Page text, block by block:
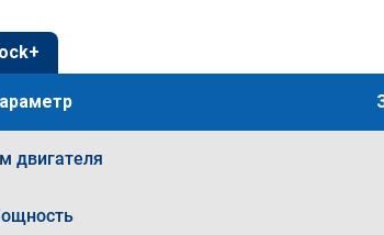
двигателя